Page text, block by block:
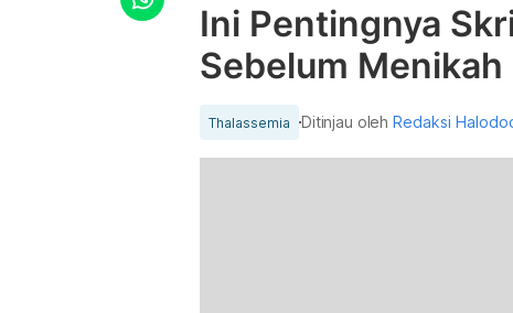
Ini Pentingnya
Sebelum Menikah
Thalassemia Ditinjau olehRedaksi